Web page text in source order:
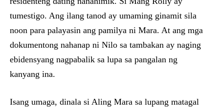
tumestigo. Ang ilang tanod ay umaming ginamit sila
noon para palayasin ang pamilya ni Mara. At ang mga
dokumentong nahanap ni Nilo sa tambakan ay naging
ebidensyang nagpabalik sa lupa sa pangalan ng
kanyang ina.
Isang umaga, dinala si Aling Mara sa lupang matagal